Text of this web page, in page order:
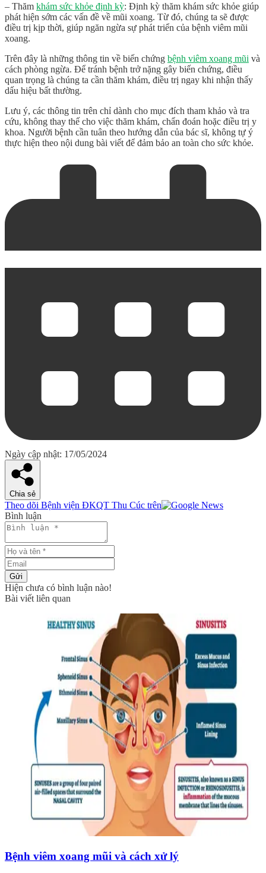
– Thăm khám sức khỏe định kỳ: Định kỳ thăm khám sức khỏe giúp
phát hiện sớm các vấn đề về mũi xoang. Từ đó, chúng ta sẽ được
điều trị kịp thời, giúp ngăn ngừa sự phát triển của bệnh viêm mũi
xoang.
Trên đây là những thông tin về biến chứng bệnh viêm xoang mũi và
cách phòng ngừa. Để tránh bệnh trở nặng gây biến chứng, điều
quan trọng là chúng ta cần thăm khám, điều trị ngay khi nhận thấy
dấu hiệu bất thường.
Lưu ý, các thông tin trên chỉ dành cho mục đích tham khảo và tra
cứu, không thay thế cho việc thăm khám, chẩn đoán hoặc điều trị y
khoa. Người bệnh cần tuân theo hướng dẫn của bác sĩ, không tự ý
thực hiện theo nội dung bài viết để đảm bảo an toàn cho sức khỏe.
Ngày cập nhật: 17/05/2024
Chia sẻ
Theo dõi Bệnh viện ĐKQT Thu Cúc trên
Bình luận
Gửi
Hiện chưa có bình luận nào!
Bài viết liên quan
Bệnh viêm xoang mũi và cách xử lý